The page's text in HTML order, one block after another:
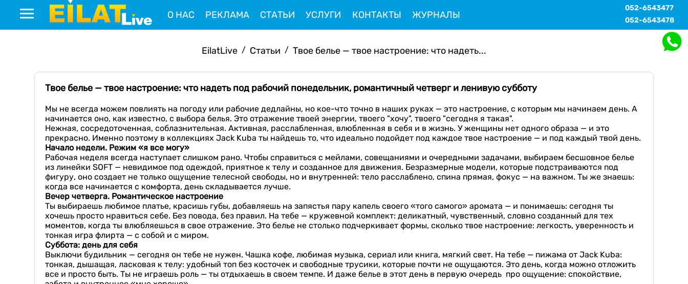
О НАС РЕКЛАМА СТАТЬИ УСЛУГИ КОНТАКТЫ ЖУРНАЛЫ
052-6543477
052-6543478
EilatLive / Статьи / Твое белье — твое настроение: что надеть...
Твое белье — твое настроение: что надеть под рабочий понедельник, романтичный четверг и ленивую субботу
Мы не всегда можем повлиять на погоду или рабочие дедлайны, но кое-что точно в наших руках — это настроение, с которым мы начинаем день. А
начинается оно, как известно, с выбора белья. Это отражение твоей энергии, твоего "хочу", твоего "сегодня я такая".
Нежная, сосредоточенная, соблазнительная. Активная, расслабленная, влюбленная в себя и в жизнь. У женщины нет одного образа — и это
прекрасно. Именно поэтому в коллекциях Jack Kuba ты найдешь то, что идеально подойдет под каждое твое настроение — и под каждый твой день.
Начало недели. Режим«я все могу»
Рабочая неделя всегда наступает слишком рано. Чтобы справиться с мейлами, совещаниями и очередными задачами, выбираем бесшовное белье
из линейки SOFT — невидимое под одеждой, приятное к телу и созданное для движения. Безразмерные модели, которые подстраиваются под
фигуру, оно создает не только ощущение телесной свободы, но и внутренней: тело расслаблено, спина прямая, фокус — на важном. Ты же знаешь:
когда все начинается с комфорта, день складывается лучше.
Вечер четверга. Романтическое настроение
Ты выбираешь любимое платье, красишь губы, добавляешь на запястья пару капель своего «того самого» аромата — и понимаешь: сегодня ты
хочешь просто нравиться себе. Без повода, без правил. На тебе — кружевной комплект: деликатный, чувственный, словно созданный для тех
моментов, когда ты влюбляешься в свое отражение. Это белье не столько подчеркивает формы, сколько твое настроение: легкость, уверенность и
тонкая игра флирта — с собой и с миром.
Суббота: день для себя
Выключи будильник — сегодня он тебе не нужен. Чашка кофе, любимая музыка, сериал или книга, мягкий свет. На тебе — пижама от Jack Kuba:
тонкая, дышащая, ласковая к телу: удобный топ без косточек и свободные трусики, которые почти не ощущаются. Это день, когда можно отложить
все и просто быть. Ты не играешь роль — ты отдыхаешь в своем темпе. И даже белье в этот день в первую очередь про ощущение: спокойствие,